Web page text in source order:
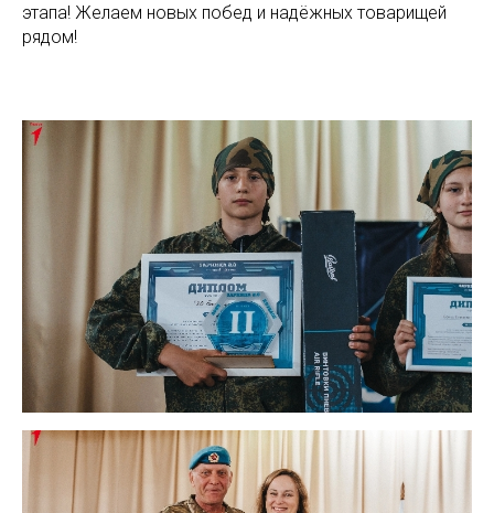
этапа! Желаем новых побед и надёжных товарищей
рядом!